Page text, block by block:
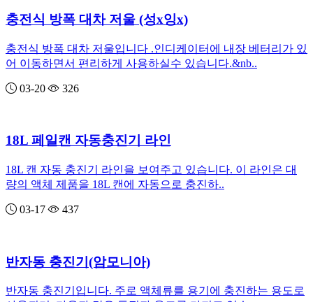
충전식 방폭 대차 저울 (성x잉x)
충전식 방폭 대차 저울입니다 .인디케이터에 내장 베터리가 있
어 이동하면서 편리하게 사용하실수 있습니다.&nb..
03-20 326
18L 페일캔 자동충진기 라인
18L 캔 자동 충진기 라인을 보여주고 있습니다. 이 라인은 대
량의 액체 제품을 18L 캔에 자동으로 충진하..
03-17 437
반자동 충진기(암모니아)
반자동 충진기입니다. 주로 액체류를 용기에 충진하는 용도로